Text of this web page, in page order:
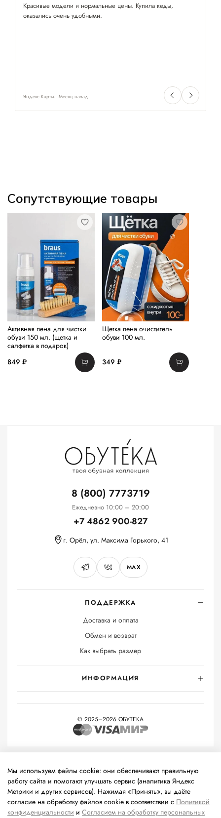
Красивые модели и нормальные цены. Купила кеды,
оказались очень удобными.
Яндекс Карты Месяц назад
Сопутствующие товары
Активная пена для чистки
обуви 150 мл. (щетка и
салфетка в подарок)
849 ₽
Щетка пена очиститель
обуви 100 мл.
349 ₽
ПОДДЕРЖКА
Доставка и оплата
Обмен и возврат
Как выбрать размер
ИНФОРМАЦИЯ
8 (800) 7773719
Ежедневно 10:00 – 20:00
+7 4862 900-827
г. Орёл, ул. Максима Горького, 41
MAX
© 2025–2026 ОБУТЕКА
технологии
(информационные технологии предоставления
информации на основе сбора, систематизации и анализа
сведений, относящихся к предпочтениям пользователей сети
«Интернет», находящихся на территории Российской
Федерации).
Мы используем файлы cookie: они обеспечивают правильную
работу сайта и помогают улучшать сервис (аналитика Яндекс
Метрики и других сервисов). Нажимая «Принять», вы даёте
согласие на обработку файлов cookie в соответствии с Политикой
конфиденциальности и Согласием на обработку персональных